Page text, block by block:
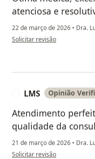
atenciosa e
22 de março de 2026 • Dra.
na opinião do utilizador
Solicitar revisão
LMS Opinião
Atendimento
qualidade da
21 de março de 2026 • Dra.
na opinião do utilizador LMS
Solicitar revisão